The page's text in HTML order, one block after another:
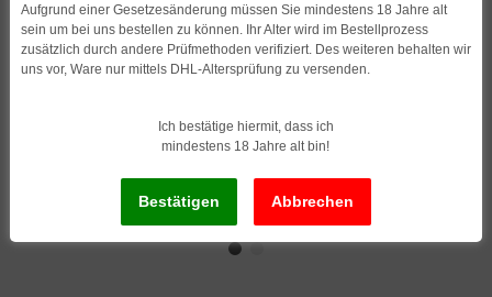
Aufgrund einer Gesetzesänderung müssen Sie mindestens 18 Jahre alt
sein um bei uns bestellen zu können. Ihr Alter wird im Bestellprozess
zusätzlich durch andere Prüfmethoden verifiziert. Des weiteren behalten wir
uns vor, Ware nur mittels DHL-Altersprüfung zu versenden.
Ich bestätige hiermit, dass ich
mindestens 18 Jahre alt bin!